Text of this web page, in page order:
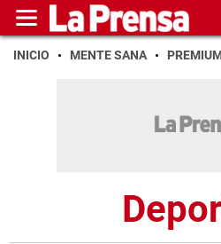
INICIO MENTE SANA